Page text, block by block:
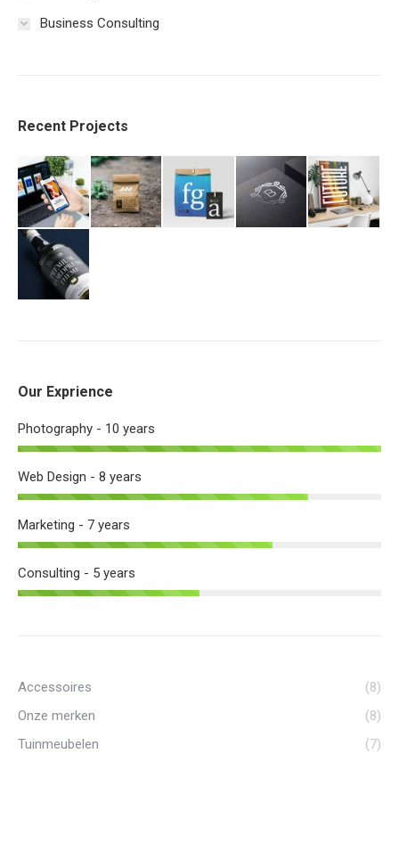
Business Consulting
Recent Projects
Our Exprience
Photography - 10 years
Web Design - 8 years
Marketing - 7 years
Consulting - 5 years
Accessoires
(8)
Onze merken
(8)
Tuinmeubelen
(7)